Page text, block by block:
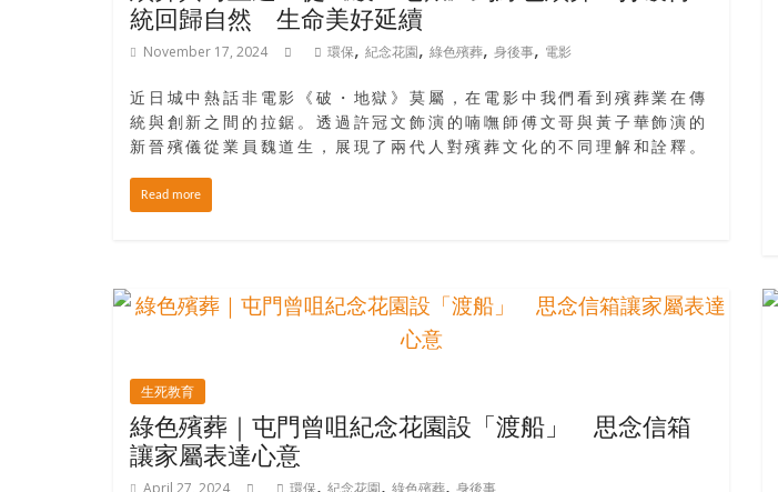
大
人
結
伴
歷
險，
找
齡
寶
抱
著
樂
統回歸自然 生命美好延續
November 17, 2024 環保, 紀念花園, 綠色殯葬, 身後事, 電影
近日城中熱話非電影《破・地獄》莫屬，在電影中我們看到殯葬業在傳
統與創新之間的拉鋸。透過許冠文飾演的喃嘸師傅文哥與黃子華飾演的
新晉殯儀從業員魏道生，展現了兩代人對殯葬文化的不同理解和詮釋。
Read more
生死教育
綠色殯葬｜屯門曾咀紀念花園設「渡船」 思念信箱
讓家屬表達心意
April 27, 2024 環保, 紀念花園, 綠色殯葬, 身後事